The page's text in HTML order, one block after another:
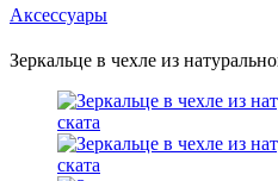
Аксессуары
Зеркальце в чехле из